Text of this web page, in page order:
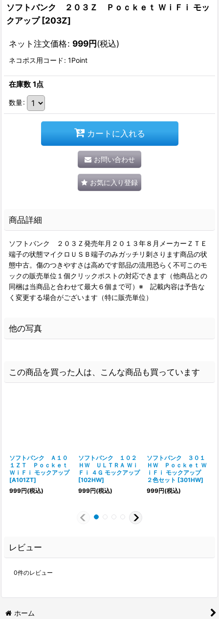
ソフトバンク ２０３Ｚ Ｐｏｃｋｅｔ ＷｉＦｉ モッ
クアップ [203Z]
ネット注文価格: 999円(税込)
ネコポス用コード : 1Point
在庫数 1点
数量:
カートに入れる
お問い合わせ
お気に入り登録
商品詳細
ソフトバンク ２０３Ｚ発売年月２０１３年８月メーカーＺＴＥ
端子の状態マイクロＵＳＢ端子のみガッチリ刺さります商品の状
態中古。傷のつきやすさは高めです部品の流用恐らく不可このモ
ックの販売単位１個クリックポストの対応できます（他商品との
同梱は当商品と合わせて最大６個まで可）※ 記載内容は予告な
く変更する場合がございます（特に販売単位）
他の写真
この商品を買った人は、こんな商品も買っています
ソフトバンク Ａ１０
１ＺＴ Ｐｏｃｋｅｔ
ＷｉＦｉ モックアップ
[A101ZT]
999円(税込)
ソフトバンク １０２
ＨＷ ＵＬＴＲＡ Ｗｉ
Ｆｉ ４Ｇ モックアップ
[102HW]
999円(税込)
ソフトバンク ３０１
ＨＷ Ｐｏｃｋｅｔ Ｗ
ｉＦｉ モックアップ
２色セット [301HW]
999円(税込)
レビュー
0件のレビュー
ホーム